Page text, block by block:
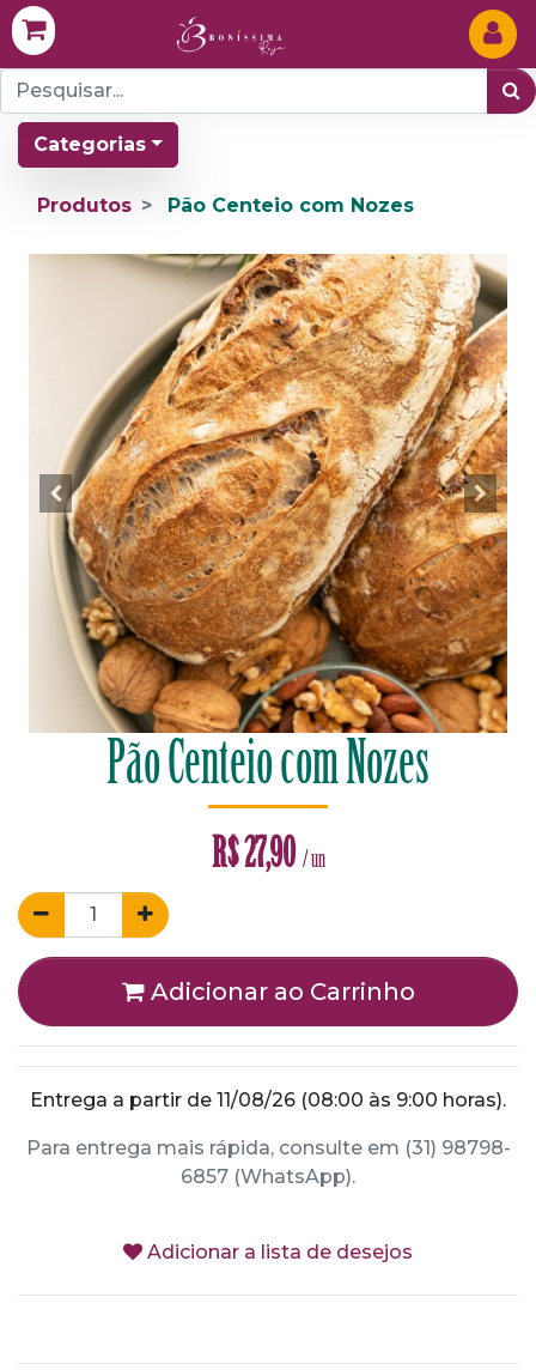
Categorias
Produtos Pão Centeio com Nozes
Pão Centeio com Nozes
R$27,90 / un
Adicionar ao Carrinho
Entrega a partir de 11/08/26 (08:00 às 9:00 horas).
Para entrega mais rápida, consulte em (31) 98798-
6857 (WhatsApp).
Adicionar a lista de desejos